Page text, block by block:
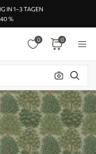
IN 1–3 TAGEN
%
0 0